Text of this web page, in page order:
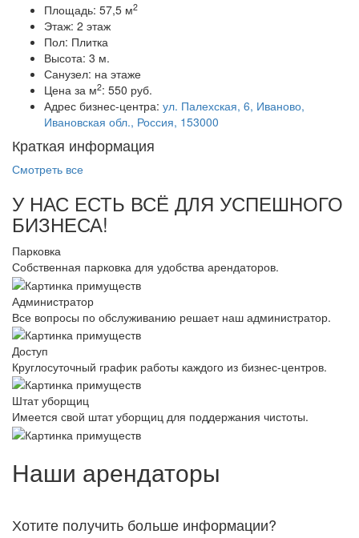
Площадь: 57,5 м2
Этаж: 2 этаж
Пол: Плитка
Высота: 3 м.
Санузел: на этаже
Цена за м2: 550 руб.
Адрес бизнес-центра: ул. Палехская, 6, Иваново,
Ивановская обл., Россия, 153000
Краткая информация
Смотреть все
У НАС ЕСТЬ ВСЁ ДЛЯ УСПЕШНОГО
БИЗНЕСА!
Парковка
Собственная парковка для удобства арендаторов.
Администратор
Все вопросы по обслуживанию решает наш администратор.
Доступ
Круглосуточный график работы каждого из бизнес-центров.
Штат уборщиц
Имеется свой штат уборщиц для поддержания чистоты.
Наши арендаторы
Хотите получить больше информации?